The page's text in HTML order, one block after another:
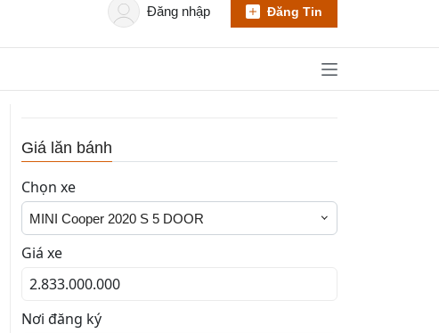
Đăng nhập Đăng Tin
Giá lăn bánh
Chọn xe
MINI Cooper 2020 S 5 DOOR
Giá xe
Nơi đăng ký